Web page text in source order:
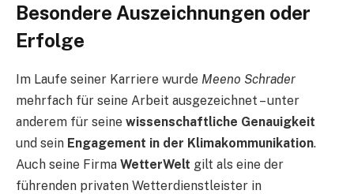
Besondere Auszeichnungen oder
Erfolge
Im Laufe seiner Karriere wurde Meeno Schrader
mehrfach für seine Arbeit ausgezeichnet – unter
anderem für seine wissenschaftliche Genauigkeit
und sein Engagement in der Klimakommunikation.
Auch seine Firma WetterWelt gilt als eine der
führenden privaten Wetterdienstleister in